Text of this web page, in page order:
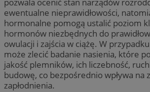
ewentualne nieprawidłowości,
hormonalne pomogą ustalić poziom
hormonów niezbędnych do
owulacji i zajścia w ciążę. W
może zlecić badanie nasienia, które
jakość plemników, ich liczebność,
budowę, co bezpośrednio wpływa na
zapłodnienia.